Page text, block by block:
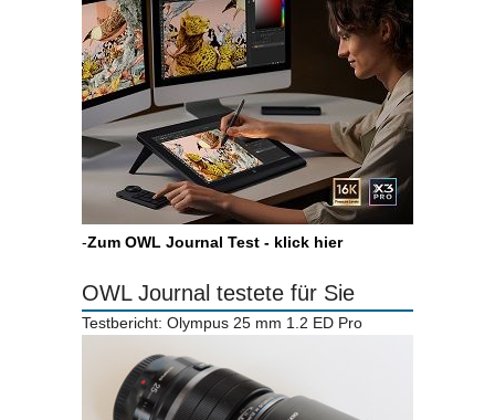
-Zum OWL Journal Test - klick hier
OWL Journal testete für Sie
Testbericht: Olympus 25 mm 1.2 ED Pro